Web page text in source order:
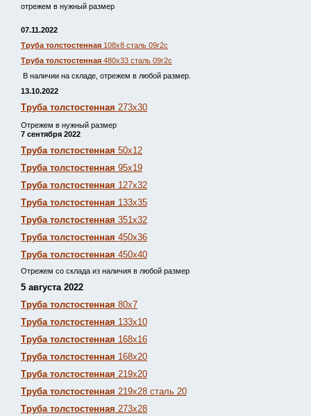
отрежем в нужный размер
07.11.2022
Труба толстостенная 108х8 сталь 09г2с
Труба толстостенная 480х33 сталь 09г2с
В наличии на складе, отрежем в любой размер.
13.10.2022
Труба толстостенная 273х30
Отрежем в нужный размер
7 сентября 2022
Труба толстостенная 50х12
Труба толстостенная 95х19
Труба толстостенная 127х32
Труба толстостенная 133х35
Труба толстостенная 351х32
Труба толстостенная 450х36
Труба толстостенная 450х40
Отрежем со склада из наличия в любой размер
5 августа 2022
Труба толстостенная 80х7
Труба толстостенная 133х10
Труба толстостенная 168х16
Труба толстостенная 168х20
Труба толстостенная 219х20
Труба толстостенная 219х28 сталь 20
Труба толстостенная 273х28